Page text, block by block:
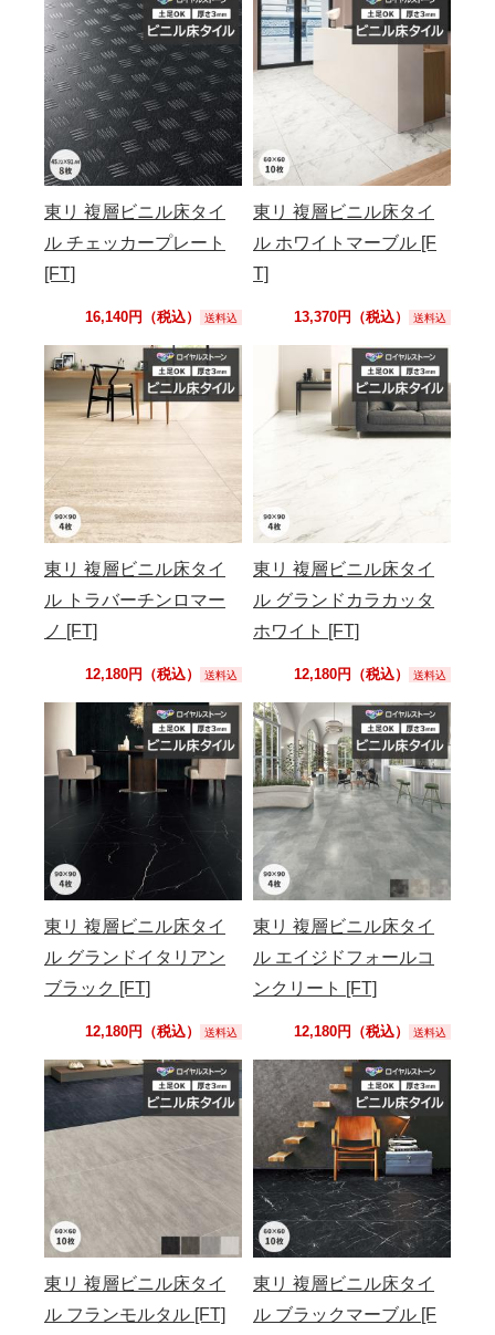
東リ 複層ビニル床タイ
ル チェッカープレート
[FT]
16,140円（税込） 送料込
東リ 複層ビニル床タイ
ル ホワイトマーブル [F
T]
13,370円（税込） 送料込
東リ 複層ビニル床タイ
ル トラバーチンロマー
ノ [FT]
12,180円（税込） 送料込
東リ 複層ビニル床タイ
ル グランドカラカッタ
ホワイト [FT]
12,180円（税込） 送料込
東リ 複層ビニル床タイ
ル グランドイタリアン
ブラック [FT]
12,180円（税込） 送料込
東リ 複層ビニル床タイ
ル エイジドフォールコ
ンクリート [FT]
12,180円（税込） 送料込
東リ 複層ビニル床タイ
ル フランモルタル [FT]
東リ 複層ビニル床タイ
ル ブラックマーブル [F